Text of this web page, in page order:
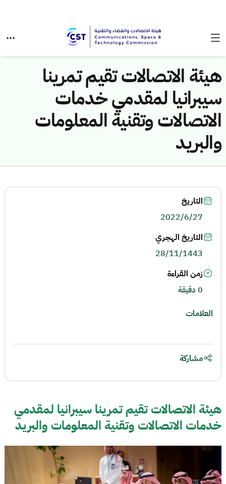
هيئة الاتصالات تقيم تمرينا
سيبرانيا لمقدمي خدمات
الاتصالات وتقنية المعلومات
والبريد
هيئة الاتصالات تقيم تمرينا سيبرانيا لمقدمي
خدمات الاتصالات وتقنية المعلومات والبريد
التاريخ
2022/6/27
التاريخ الهجري
28/11/1443
زمن القراءة
0 دقيقة
العلامات
مشاركة